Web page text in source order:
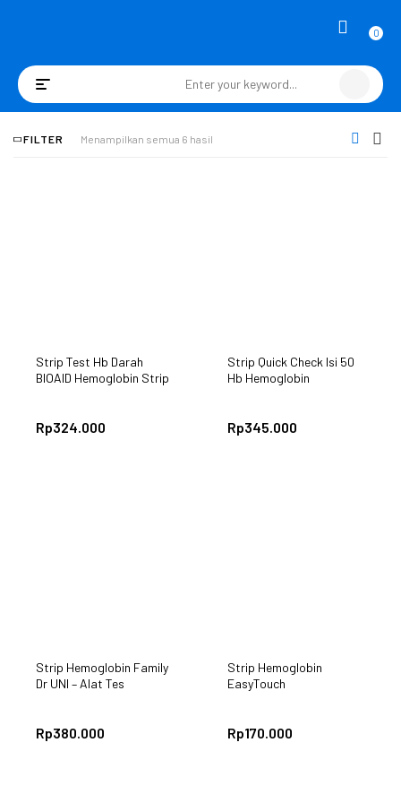
0
Toggle
FILTER Menampilkan semua 6 hasil
Strip Test Hb Darah
BIOAID Hemoglobin Strip
Rp324.000
Strip Quick Check Isi 50
Hb Hemoglobin
Rp345.000
Strip Hemoglobin Family
Dr UNI – Alat Tes
Rp380.000
Strip Hemoglobin
EasyTouch
Rp170.000